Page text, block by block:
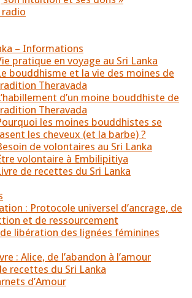
radio
– Informations
pratique en voyage au Sri Lanka
bouddhisme et la vie des moines de
Theravada
d’un moine bouddhiste de
Theravada
les moines bouddhistes se
les cheveux (et la barbe) ?
de volontaires au Sri Lanka
volontaire à Embilipitiya
de recettes du Sri Lanka
: Protocole universel d’ancrage, de
et de ressourcement
libération des lignées féminines
: Alice, de l’abandon à l’amour
recettes du Sri Lanka
d’Amour